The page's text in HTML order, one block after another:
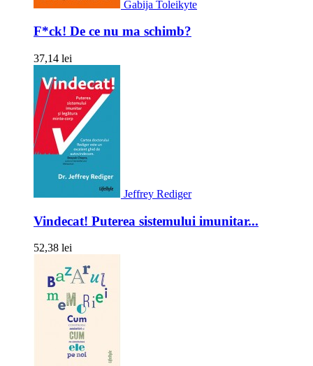
Gabija Toleikyte
F*ck! De ce nu ma schimb?
37,14 lei
Jeffrey Rediger
Vindecat! Puterea sistemului imunitar...
52,38 lei